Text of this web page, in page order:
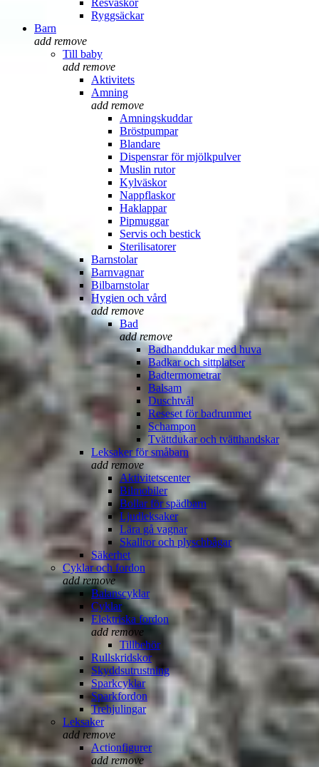
Resväskor
Ryggsäckar
Barn
add remove
Till baby
add remove
Aktivitets
Amning
add remove
Amningskuddar
Bröstpumpar
Blandare
Dispensrar för mjölkpulver
Muslin rutor
Kylväskor
Nappflaskor
Haklappar
Pipmuggar
Servis och bestick
Sterilisatorer
Barnstolar
Barnvagnar
Bilbarnstolar
Hygien och vård
add remove
Bad
add remove
Badhanddukar med huva
Badkar och sittplatser
Badtermometrar
Balsam
Duschtvål
Reseset för badrummet
Schampon
Tvättdukar och tvätthandskar
Leksaker för småbarn
add remove
Aktivitetscenter
Bilmobiler
Bollar för spädbarn
Ljudleksaker
Lära gå vagnar
Skallror och plyschbågar
Säkerhet
Cyklar och fordon
add remove
Balanscyklar
Cyklar
Elektriska fordon
add remove
Tillbehör
Rullskridskor
Skyddsutrustning
Sparkcyklar
Sparkfordon
Trehjulingar
Leksaker
add remove
Actionfigurer
add remove